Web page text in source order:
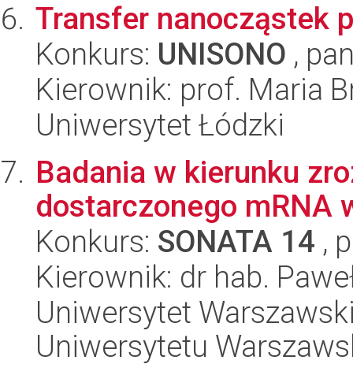
Transfer nanocząstek
Konkurs: UNISONO ,
Kierownik: prof. Maria
Uniwersytet Łódzki
Badania w kierunku
dostarczonego mRNA
Konkurs: SONATA 14 ,
Kierownik: dr hab.
Uniwersytet
Uniwersytetu